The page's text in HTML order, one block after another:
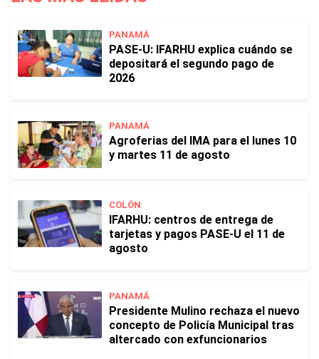
PANAMÁ
PASE-U: IFARHU explica cuándo se
depositará el segundo pago de
2026
PANAMÁ
Agroferias del IMA para el lunes 10
y martes 11 de agosto
COLÓN
IFARHU: centros de entrega de
tarjetas y pagos PASE-U el 11 de
agosto
PANAMÁ
Presidente Mulino rechaza el nuevo
concepto de Policía Municipal tras
altercado con exfuncionarios